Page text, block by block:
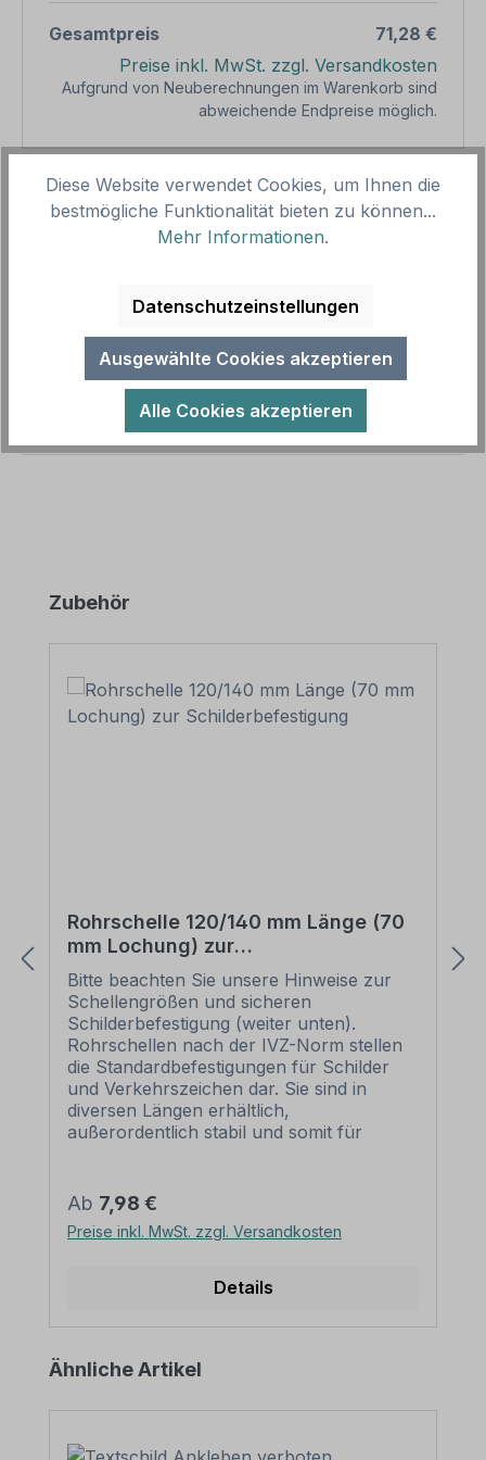
Gesamtpreis
71,28 €
Preise inkl. MwSt. zzgl. Versandkosten
Aufgrund von Neuberechnungen im Warenkorb sind
abweichende Endpreise möglich.
Produkt Anzahl: Gib den
1 In den Warenkorb
Produktnummer:SH16032.2
Beschreibung
Landwirtschaftliches Schild - Richtige
Feldwegnutzung - Landwirtschaftliche Fahrzeuge
sicher passieren lassen. Diese Schild…Mehr
Produktgalerie überspringen
Zubehör
Rohrschelle 120/140 mm Länge (70
mm Lochung) zur
Schilderbefestigung
Bitte beachten Sie unsere Hinweise zur
Schellengrößen und sicheren
Schilderbefestigung (weiter unten).
Rohrschellen nach der IVZ-Norm stellen
die Standardbefestigungen für Schilder
und Verkehrszeichen dar. Sie sind in
diversen Längen erhältlich,
außerordentlich stabil und somit für
eine sichere Befestigung von Schildern mit
einer Höhe über 200 mm werden zwei
Rohrschellen benötigt. Merkmale dieser
Norm: nach IVZ Material: Stahl,
Verschrauben Schellenlänge: ca. 120
für Pfosten / Ø 76 mm Lochung zur
mm Verpackungseinheiten: 1
Regulärer Preis:
Ab 7,98 €
Preise inkl. MwSt. zzgl. Versandkosten
Details
Produktgalerie überspringen
Ähnliche Artikel
Diese Website verwendet Cookies, um Ihnen die
bestmögliche Funktionalität bieten zu können...
Mehr Informationen.
Datenschutzeinstellungen
Ausgewählte Cookies akzeptieren
Alle Cookies akzeptieren